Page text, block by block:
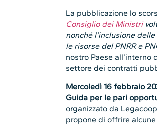
La pubblicazione lo
Consiglio dei Ministri
nonché l’inclusione
le risorse del PNRR e
nostro Paese all’interno
settore dei contratti
Mercoledì 16 febbraio
Guida per le pari
organizzato da
propone di offrire